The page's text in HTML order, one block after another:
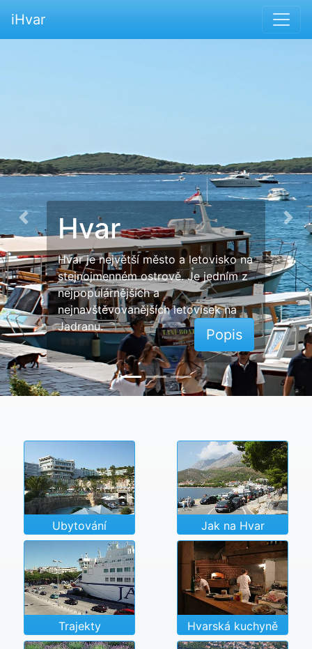
iHvar
Hvar
Hvar je největší město a letovisko na
stejnojmenném ostrově. Je jedním z
nejpopulárnějších a
nejnavštěvovanějších letovisek na
Jadranu.
Popis
Previous Next
Ubytování Jak na Hvar
Trajekty Hvarská kuchyně